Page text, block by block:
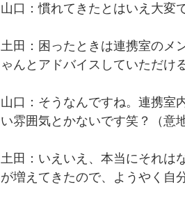
山口：慣れてきたとはいえ大変
土田：困ったときは連携室のメ
ゃんとアドバイスしていただけ
山口：そうなんですね。連携室
い雰囲気とかないです笑？（意
土田：いえいえ、本当にそれは
が増えてきたので、ようやく自